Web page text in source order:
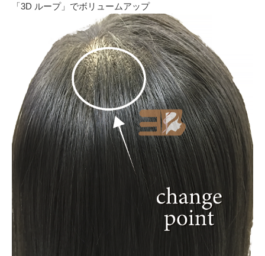
「3D ループ」でボリュームアップ